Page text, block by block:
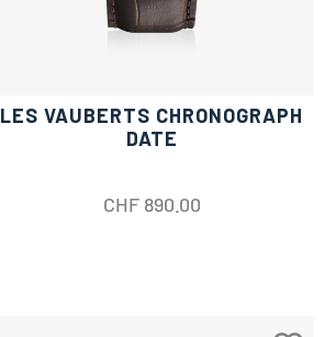
LES VAUBERTS CHRONOGRAPH
DATE
CHF890.00